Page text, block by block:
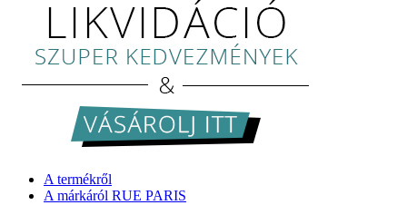
A termékről
A márkáról RUE PARIS